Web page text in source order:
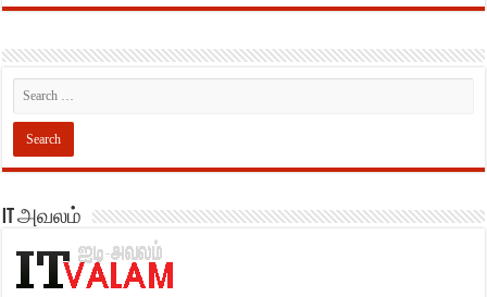
IT அவலம்